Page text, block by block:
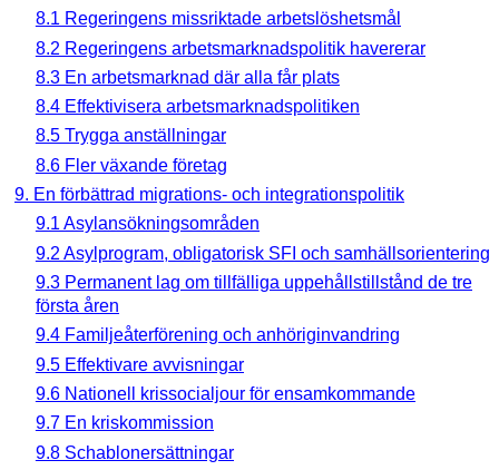
8.1 Regeringens missriktade arbetslöshetsmål
8.2 Regeringens arbetsmarknadspolitik havererar
8.3 En arbetsmarknad där alla får plats
8.4 Effektivisera arbetsmarknadspolitiken
8.5 Trygga anställningar
8.6 Fler växande företag
9. En förbättrad migrations- och integrationspolitik
9.1 Asylansökningsområden
9.2 Asylprogram, obligatorisk SFI och samhällsorientering
9.3 Permanent lag om tillfälliga uppehållstillstånd de tre
första åren
9.4 Familjeåterförening och anhöriginvandring
9.5 Effektivare avvisningar
9.6 Nationell krissocialjour för ensamkommande
9.7 En kriskommission
9.8 Schablonersättningar